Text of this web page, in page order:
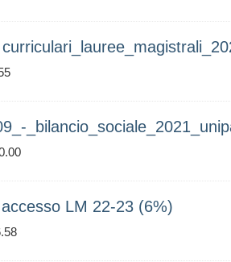
LM 22-23 (6%)